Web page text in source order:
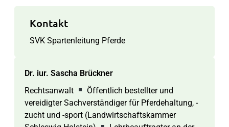
Kontakt
SVK Spartenleitung Pferde
Dr. iur. Sascha Brückner
Rechtsanwalt
Öffentlich bestellter und
vereidigter Sachverständiger für Pferdehaltung, -
zucht und -sport (Landwirtschaftskammer